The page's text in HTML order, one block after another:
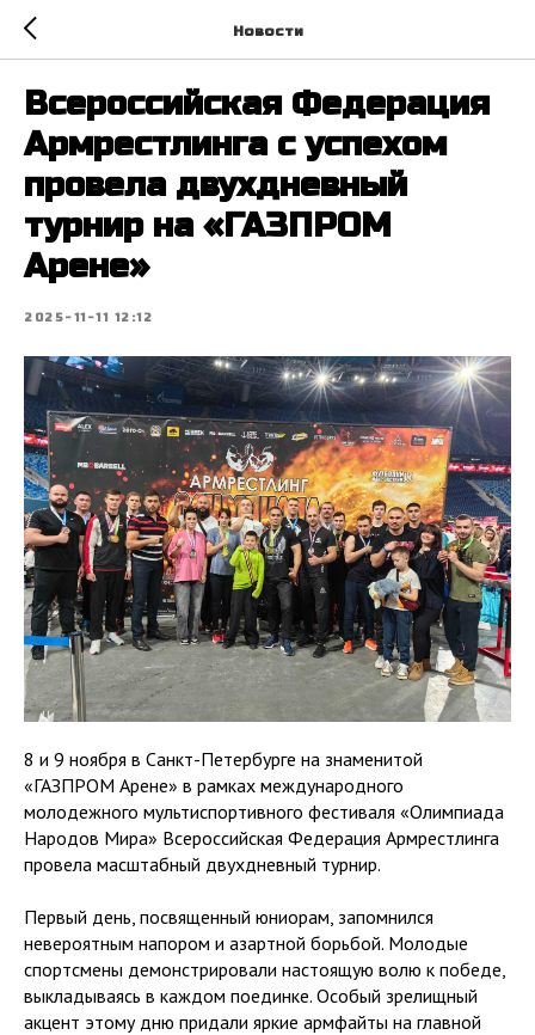
Новости
Всероссийская Федерация
Армрестлинга с успехом
провела двухдневный
турнир на «ГАЗПРОМ
Арене»
2025-11-11 12:12
8 и 9 ноября в Санкт-Петербурге на знаменитой
«ГАЗПРОМ Арене» в рамках международного
молодежного мультиспортивного фестиваля «Олимпиада
Народов Мира» Всероссийская Федерация Армрестлинга
провела масштабный двухдневный турнир.
Первый день, посвященный юниорам, запомнился
невероятным напором и азартной борьбой. Молодые
спортсмены демонстрировали настоящую волю к победе,
выкладываясь в каждом поединке. Особый зрелищный
акцент этому дню придали яркие армфайты на главной